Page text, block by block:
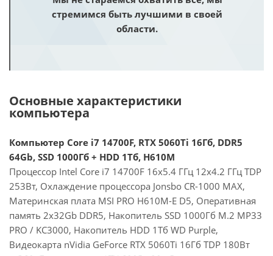
стремимся быть лучшими в своей
области.
Основные характеристики
компьютера
Компьютер Core i7 14700F, RTX 5060Ti 16Гб, DDR5
64Gb, SSD 1000Гб + HDD 1Тб, H610M
Процессор Intel Core i7 14700F 16x5.4 ГГц 12x4.2 ГГц TDP
253Вт, Охлаждение процессора Jonsbo CR-1000 MAX,
Материнская плата MSI PRO H610M-E D5, Оперативная
память 2x32Gb DDR5, Накопитель SSD 1000Гб M.2 MP33
PRO / KC3000, Накопитель HDD 1Тб WD Purple,
Видеокарта nVidia GeForce RTX 5060Ti 16Гб TDP 180Вт